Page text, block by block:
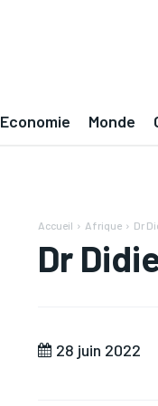
Economie Monde
Accueil Afrique Dr
Dr
28 juin 2022